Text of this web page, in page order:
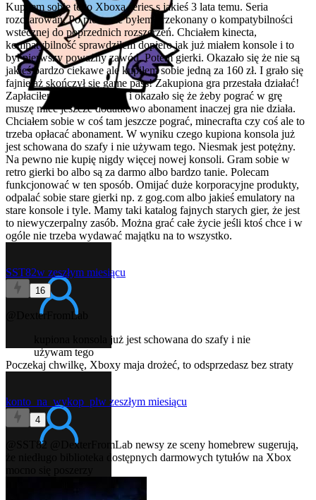
Kupiłem sobie tego Xboxa series s jakieś 3 lata temu. Seria
rozczarowań. Po pierwsze byłem przekonany o kompatybilności
wstecznej do poprzednich rozszerzeń. Chciałem kinecta,
kompatybilność sprawdziłem dopiero jak już miałem konsole i to
był pierwszy poważny zawód. Potem gierki. Okazało się że nie są
jakieś bardzo ciekawe ale kupiłem sobie jedną za 160 zł. I grało się
fajnie aż skończył się game pass! Zakupiona gra przestała działać!
Zapłaciłem za grę gotówką i okazało się że żeby pograć w grę
muszę mieć jeszcze dodatkowo abonament inaczej gra nie działa.
Chciałem sobie w coś tam jeszcze pograć, minecrafta czy coś ale to
trzeba opłacać abonament. W wyniku czego kupiona konsola już
jest schowana do szafy i nie używam tego. Niesmak jest potężny.
Na pewno nie kupię nigdy więcej nowej konsoli. Gram sobie w
retro gierki bo albo są za darmo albo bardzo tanie. Polecam
funkcjonować w ten sposób. Omijać duże korporacyjne produkty,
odpalać sobie stare gierki np. z gog.com albo jakieś emulatory na
stare konsole i tyle. Mamy taki katalog fajnych starych gier, że jest
to niewyczerpalny zasób. Można grać całe życie jeśli ktoś chce i w
ogóle nie trzeba wydawać majątku na to wszystko.
SST82w zeszłym miesiącu
16
@DexterFromLab
kupiona konsola już jest schowana do szafy i nie
używam tego
Poczekaj chwilkę, Xboxy maja drożeć, to odsprzedasz bez straty
konto_na_wykop_plw zeszłym miesiącu
4
@SST82 @DexterFromLab newsy ze sceny homebrew sugerują,
że niedługo biblioteka dostępnych darmowych tytułów na Xbox